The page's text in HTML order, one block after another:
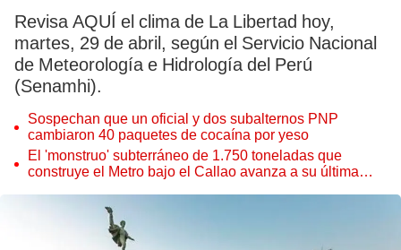
Revisa AQUÍ el clima de La Libertad hoy,
martes, 29 de abril, según el Servicio Nacional
de Meteorología e Hidrología del Perú
(Senamhi).
Sospechan que un oficial y dos subalternos PNP
cambiaron 40 paquetes de cocaína por yeso
El 'monstruo' subterráneo de 1.750 toneladas que
construye el Metro bajo el Callao avanza a su última